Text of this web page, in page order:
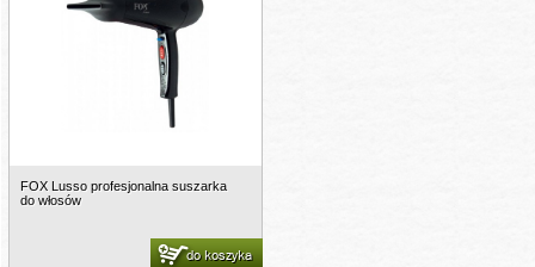
FOX Lusso profesjonalna suszarka
do włosów
do koszyka